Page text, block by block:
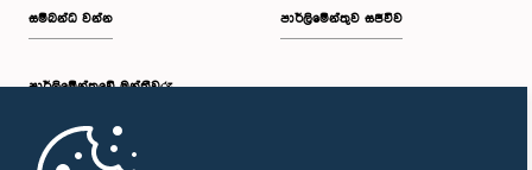
සම්බන්ධ වන්න
පාර්ලි‌මේන්තුවේ මන්ත්‍රීවරු
මුල් පිටුව
පාර්ලිමේන්තුව සජීවීව